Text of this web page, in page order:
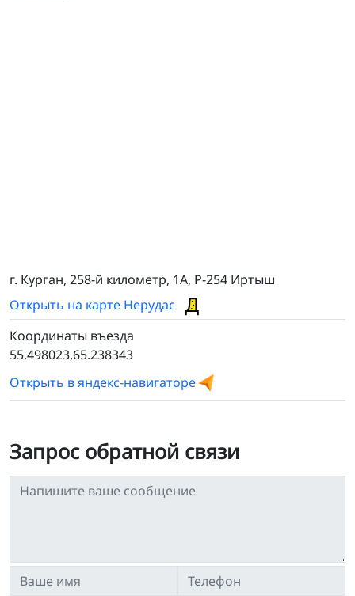
г. Курган, 258-й километр, 1А, Р-254 Иртыш
Открыть на карте Нерудас
Координаты въезда
55.498023,65.238343
Открыть в яндекс-навигаторе
Запрос обратной связи